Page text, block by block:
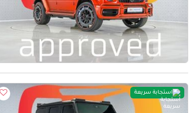
استجابة سريعة